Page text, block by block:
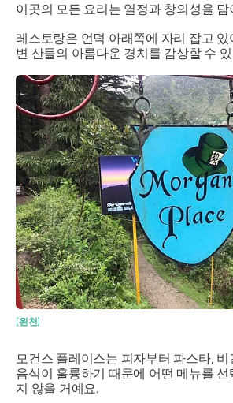
이곳의 모든 요리는 열정과 창의성을 담
레스토랑은 언덕 아래쪽에 자리 잡고
변 산들의 아름다운 경치를 감상할 수
[원천]
모건스 플레이스는 피자부터 파스타,
음식이 훌륭하기 때문에 어떤 메뉴를
지 않을 거예요.